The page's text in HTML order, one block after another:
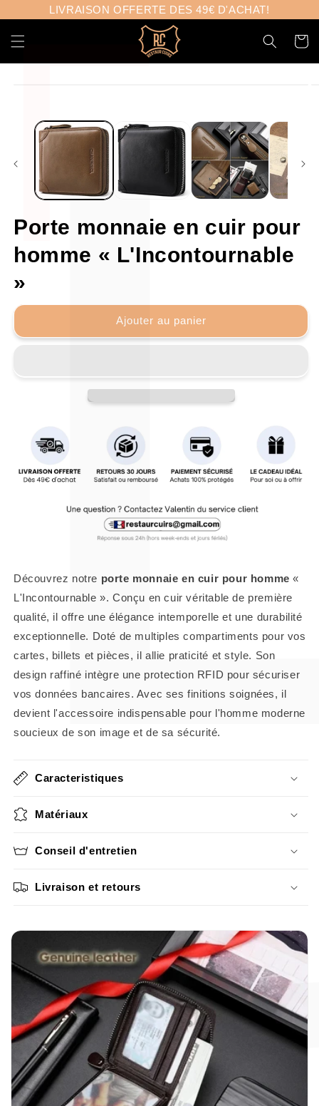
Γ
passer
contenu
LIVRAISON OFFERTE DES 49€ D'ACHAT!
Panier
Porte monnaie en cuir pour
homme « L'Incontournable
»
Ajouter au panier
Découvrez notre porte monnaie en cuir pour homme «
L'Incontournable ». Conçu en cuir véritable de première
qualité, il offre une élégance intemporelle et une durabilité
exceptionnelle. Doté de multiples compartiments pour vos
cartes, billets et pièces, il allie praticité et style. Son
design raffiné intègre une protection RFID pour sécuriser
vos données bancaires. Avec ses finitions soignées, il
devient l'accessoire indispensable pour l'homme moderne
soucieux de son image et de sa sécurité.
Caracteristiques
Matériaux
Conseil d'entretien
Livraison et retours